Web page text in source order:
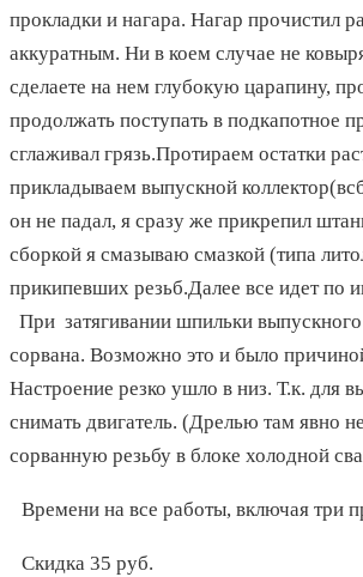
прокладки и нагара. Нагар прочистил
аккуратным. Ни в коем случае не
сделаете на нем глубокую царапину,
продолжать поступать в подкапотное
сглаживал грязь.Протираем остатки
прикладываем выпускной
он не падал, я сразу же прикрепил
сборкой я смазываю смазкой (типа
прикипевших резьб.Далее все идет
При затягивании шпильки
сорвана. Возможно это и было
Настроение резко ушло в низ. Т.к. для
снимать двигатель. (Дрелью там явно
сорванную резьбу в блоке холодной
Времени на все работы, включая три
Скидка 35 руб.